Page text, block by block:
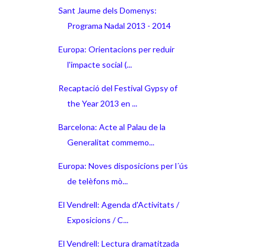
Sant Jaume dels Domenys:
Programa Nadal 2013 - 2014
Europa: Orientacions per reduir
l'impacte social (...
Recaptació del Festival Gypsy of
the Year 2013 en ...
Barcelona: Acte al Palau de la
Generalitat commemo...
Europa: Noves disposicions per l´ús
de telèfons mò...
El Vendrell: Agenda d'Activitats /
Exposicions / C...
El Vendrell: Lectura dramatitzada